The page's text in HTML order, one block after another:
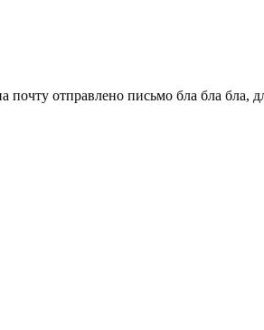
отправлено письмо бла бла бла,